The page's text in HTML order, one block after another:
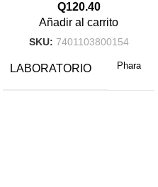
Q120.40
Añadir al carrito
SKU: 7401103800154
LABORATORIO Phara